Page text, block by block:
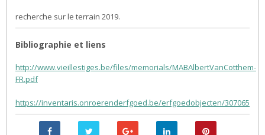
recherche sur le terrain 2019.
Bibliographie et liens
http://www.vieillestiges.be/files/memorials/MABAlbertVanCotthem-
FR.pdf
https://inventaris.onroerenderfgoed.be/erfgoedobjecten/307065